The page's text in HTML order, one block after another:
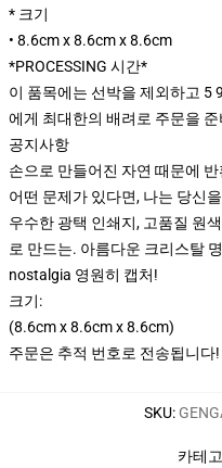
* 크기
• 8.6cm x 8.6cm x 8.6cm
*PROCESSING 시간*
이 품목에는 선박을 제외하고 5
에게 최대한의 배려로 주문을
공지사항
손으로 만들어진 자연 때문에
어떤 문제가 있다면, 나는 당신
우수한 광택 인쇄지, 고품질 원
로 만드는. 아름다운 크리스탈
nostalgia 영원히 캡처!
크기:
(8.6cm x 8.6cm x 8.6cm)
주문은 추적 번호로 전송됩니다!
SKU:
카테